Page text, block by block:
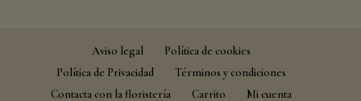
Aviso legal
Política de cookies
Política de Privacidad
Términos y condiciones
Contacta con la floristería
Carrito Mi cuenta